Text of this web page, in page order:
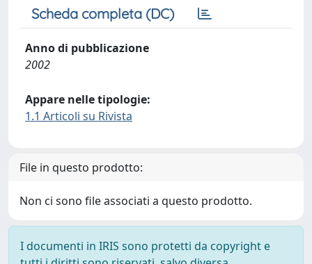
Scheda completa (DC)
Anno di pubblicazione
2002
Appare nelle tipologie:
1.1 Articoli su Rivista
File in questo prodotto:
Non ci sono file associati a questo prodotto.
I documenti in IRIS sono protetti da copyright e